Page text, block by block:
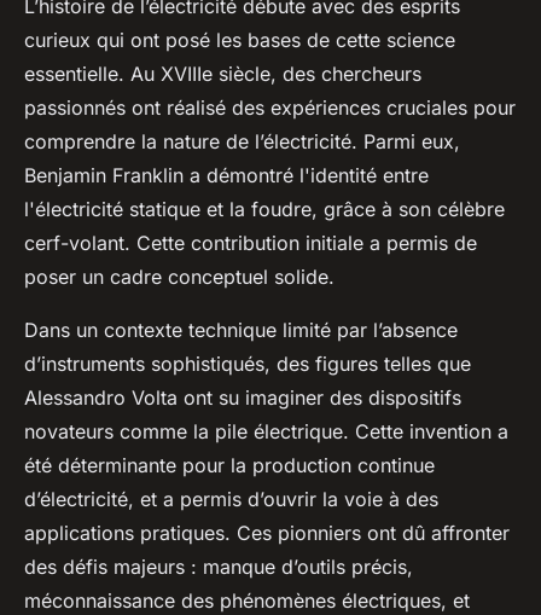
L’histoire de l’électricité débute avec des esprits
curieux qui ont posé les bases de cette science
essentielle. Au XVIIIe siècle, des chercheurs
passionnés ont réalisé des expériences cruciales pour
comprendre la nature de l’électricité. Parmi eux,
Benjamin Franklin a démontré l'identité entre
l'électricité statique et la foudre, grâce à son célèbre
cerf-volant. Cette contribution initiale a permis de
poser un cadre conceptuel solide.
Dans un contexte technique limité par l’absence
d’instruments sophistiqués, des figures telles que
Alessandro Volta ont su imaginer des dispositifs
novateurs comme la pile électrique. Cette invention a
été déterminante pour la production continue
d’électricité, et a permis d’ouvrir la voie à des
applications pratiques. Ces pionniers ont dû affronter
des défis majeurs : manque d’outils précis,
méconnaissance des phénomènes électriques, et